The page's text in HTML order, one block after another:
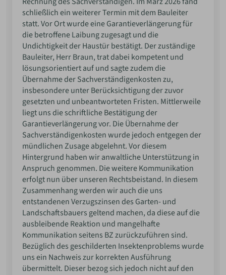
schließlich ein weiterer Termin mit dem Bauleiter
statt. Vor Ort wurde eine Garantieverlängerung für
die betroffene Laibung zugesagt und die
Undichtigkeit der Haustür bestätigt. Der zuständige
Bauleiter, Herr Braun, trat dabei kompetent und
lösungsorientiert auf und sagte zudem die
Übernahme der Sachverständigenkosten zu,
insbesondere unter Berücksichtigung der zuvor
gesetzten und unbeantworteten Fristen. Mittlerweile
liegt uns die schriftliche Bestätigung der
Garantieverlängerung vor. Die Übernahme der
Sachverständigenkosten wurde jedoch entgegen der
mündlichen Zusage abgelehnt. Vor diesem
Hintergrund haben wir anwaltliche Unterstützung in
Anspruch genommen. Die weitere Kommunikation
erfolgt nun über unseren Rechtsbeistand. In diesem
Zusammenhang werden wir auch die uns
entstandenen Verzugszinsen des Garten- und
Landschaftsbauers geltend machen, da diese auf die
ausbleibende Reaktion und mangelhafte
Kommunikation seitens BZ zurückzuführen sind.
Bezüglich des geschilderten Insektenproblems wurde
uns ein Nachweis zur korrekten Ausführung
übermittelt. Dieser bezog sich jedoch nicht auf den